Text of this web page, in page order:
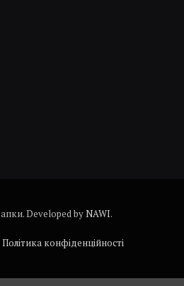
Developed byNAWI.
Політика конфіденційності